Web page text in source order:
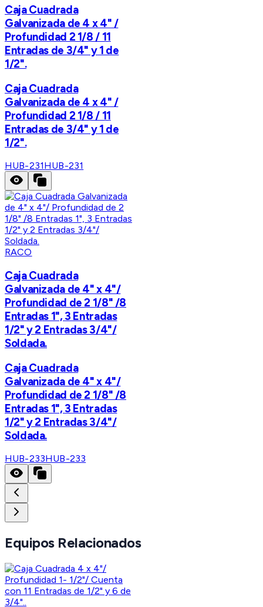
Caja Cuadrada
Galvanizada de 4 x 4" /
Profundidad 2 1/8 / 11
Entradas de 3/4" y 1 de
1/2".
Caja Cuadrada
Galvanizada de 4 x 4" /
Profundidad 2 1/8 / 11
Entradas de 3/4" y 1 de
1/2".
HUB-231HUB-231
RACO
Caja Cuadrada
Galvanizada de 4" x 4"/
Profundidad de 2 1/8" /8
Entradas 1", 3 Entradas
1/2" y 2 Entradas 3/4"/
Soldada.
Caja Cuadrada
Galvanizada de 4" x 4"/
Profundidad de 2 1/8" /8
Entradas 1", 3 Entradas
1/2" y 2 Entradas 3/4"/
Soldada.
HUB-233HUB-233
Equipos Relacionados